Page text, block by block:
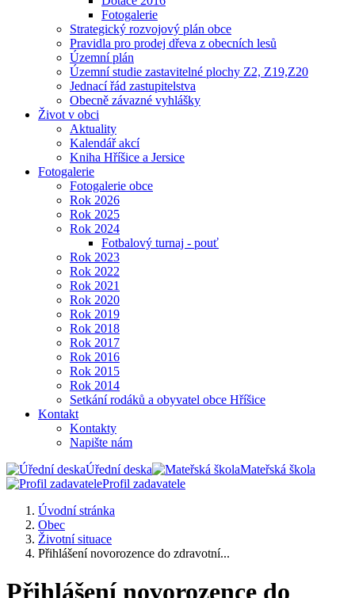
Fotogalerie
Strategický rozvojový plán obce
Pravidla pro prodej dřeva z obecních lesů
Územní plán
Územní studie zastavitelné plochy Z2, Z19,Z20
Jednací řád zastupitelstva
Obecně závazné vyhlášky
Život v obci
Aktuality
Kalendář akcí
Kniha Hříšice a Jersice
Fotogalerie
Fotogalerie obce
Rok 2026
Rok 2025
Rok 2024
Fotbalový turnaj - pouť
Rok 2023
Rok 2022
Rok 2021
Rok 2020
Rok 2019
Rok 2018
Rok 2017
Rok 2016
Rok 2015
Rok 2014
Setkání rodáků a obyvatel obce Hříšice
Kontakt
Kontakty
Napište nám
Úřední deska
Mateřská škola
Profil zadavatele
Úvodní stránka
Obec
Životní situace
Přihlášení novorozence do zdravotní...
Přihlášení novorozence do